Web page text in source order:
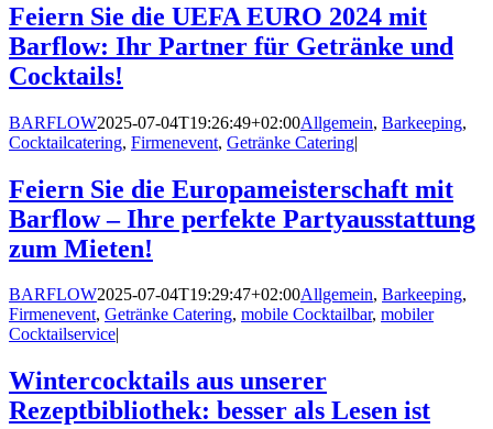
Feiern Sie die UEFA EURO 2024 mit
Barflow: Ihr Partner für Getränke und
Cocktails!
BARFLOW2025-07-04T19:26:49+02:00Allgemein, Barkeeping,
Cocktailcatering, Firmenevent, Getränke Catering|
Feiern Sie die Europameisterschaft mit
Barflow – Ihre perfekte Partyausstattung
zum Mieten!
BARFLOW2025-07-04T19:29:47+02:00Allgemein, Barkeeping,
Firmenevent, Getränke Catering, mobile Cocktailbar, mobiler
Cocktailservice|
Wintercocktails aus unserer
Rezeptbibliothek: besser als Lesen ist